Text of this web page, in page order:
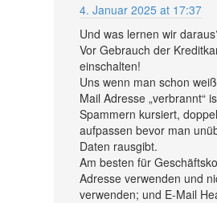
4. Januar 2025 at 17:37
Und was lernen wir
Vor Gebrauch der
einschalten!
Uns wenn man schon
Mail Adresse „verbrannt“
Spammern kursiert,
aufpassen bevor man
Daten rausgibt.
Am besten für
Adresse verwenden und
verwenden; und E-Mail